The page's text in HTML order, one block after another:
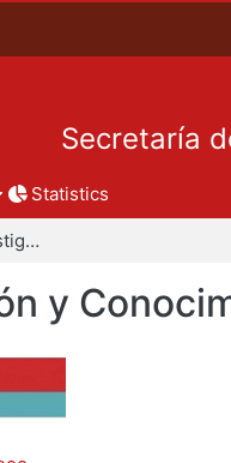
Secretaría
Statistics
Departamento de Investigación y Conocimiento para el Diseño
y